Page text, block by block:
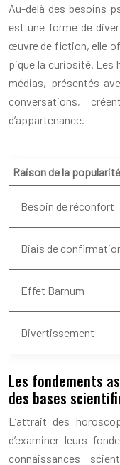
Au-delà des besoins
est une forme de
œuvre de fiction, elle
pique la curiosité. Les
médias, présentés
conversations,
d’appartenance.
Raison de la popularité
Besoin de réconfort
Biais de
Effet Barnum
Divertissement
Les fondements
des bases
L’attrait des
d’examiner leurs
connaissances